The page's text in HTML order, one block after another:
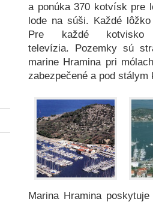
a ponúka 370 kotvísk pre
lode na súši. Každé
Pre každé
televízia. Pozemky sú
marine Hramina pri
zabezpečené a pod
Marina Hramina